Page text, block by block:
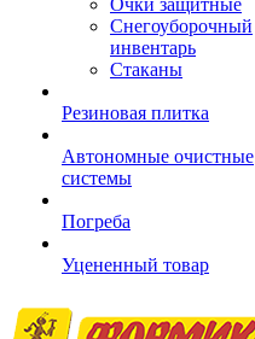
Очки защитные
Снегоуборочный
инвентарь
Стаканы
Резиновая плитка
Автономные очистные
системы
Погреба
Уцененный товар